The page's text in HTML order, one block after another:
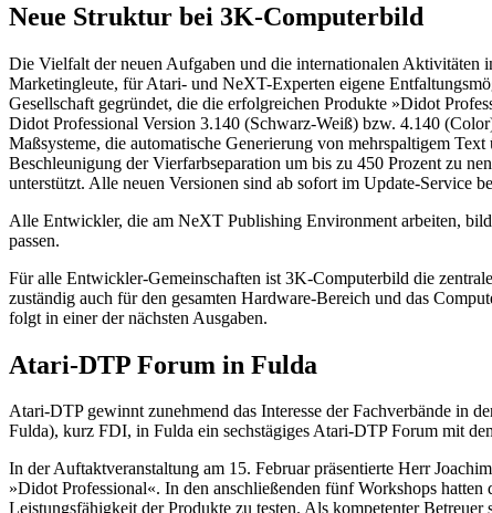
Neue Struktur bei 3K-Computerbild
Die Vielfalt der neuen Aufgaben und die internationalen
Marketingleute, für Atari- und NeXT-Experten eigene
Gesellschaft gegründet, die die erfolgreichen Produkte »Didot
Didot Professional Version 3.140 (Schwarz-Weiß) bzw. 4.140
Maßsysteme, die automatische Generierung von mehrspaltigem
Beschleunigung der Vierfarbseparation um bis zu 450 Prozent zu
unterstützt. Alle neuen Versionen sind ab sofort im Update-Service
Alle Entwickler, die am NeXT Publishing Environment arbeiten,
passen.
Für alle Entwickler-Gemeinschaften ist 3K-Computerbild die
zuständig auch für den gesamten Hardware-Bereich und das
folgt in einer der nächsten Ausgaben.
Atari-DTP Forum in Fulda
Atari-DTP gewinnt zunehmend das Interesse der Fachverbände in
Fulda), kurz FDI, in Fulda ein sechstägiges Atari-DTP Forum mit
In der Auftaktveranstaltung am 15. Februar präsentierte Herr
»Didot Professional«. In den anschließenden fünf Workshops
Leistungsfähigkeit der Produkte zu testen. Als kompetenter